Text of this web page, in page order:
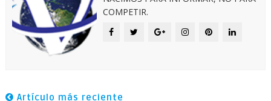
COMPETIR.
Artículo más reciente